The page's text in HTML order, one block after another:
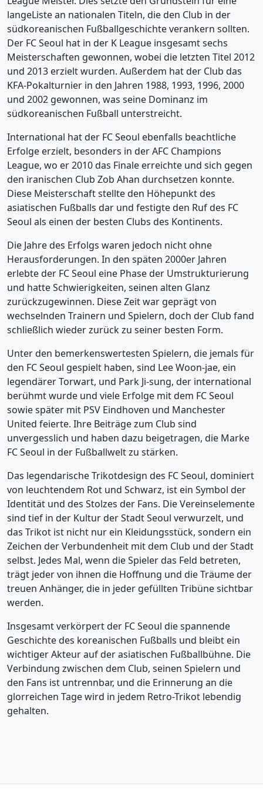
langeListe an nationalen Titeln, die den Club in der
südkoreanischen Fußballgeschichte verankern sollten.
Der FC Seoul hat in der K League insgesamt sechs
Meisterschaften gewonnen, wobei die letzten Titel 2012
und 2013 erzielt wurden. Außerdem hat der Club das
KFA-Pokalturnier in den Jahren 1988, 1993, 1996, 2000
und 2002 gewonnen, was seine Dominanz im
südkoreanischen Fußball unterstreicht.
International hat der FC Seoul ebenfalls beachtliche
Erfolge erzielt, besonders in der AFC Champions
League, wo er 2010 das Finale erreichte und sich gegen
den iranischen Club Zob Ahan durchsetzen konnte.
Diese Meisterschaft stellte den Höhepunkt des
asiatischen Fußballs dar und festigte den Ruf des FC
Seoul als einen der besten Clubs des Kontinents.
Die Jahre des Erfolgs waren jedoch nicht ohne
Herausforderungen. In den späten 2000er Jahren
erlebte der FC Seoul eine Phase der Umstrukturierung
und hatte Schwierigkeiten, seinen alten Glanz
zurückzugewinnen. Diese Zeit war geprägt von
wechselnden Trainern und Spielern, doch der Club fand
schließlich wieder zurück zu seiner besten Form.
Unter den bemerkenswertesten Spielern, die jemals für
den FC Seoul gespielt haben, sind Lee Woon-jae, ein
legendärer Torwart, und Park Ji-sung, der international
berühmt wurde und viele Erfolge mit dem FC Seoul
sowie später mit PSV Eindhoven und Manchester
United feierte. Ihre Beiträge zum Club sind
unvergesslich und haben dazu beigetragen, die Marke
FC Seoul in der Fußballwelt zu stärken.
Das legendarische Trikotdesign des FC Seoul, dominiert
von leuchtendem Rot und Schwarz, ist ein Symbol der
Identität und des Stolzes der Fans. Die Vereinselemente
sind tief in der Kultur der Stadt Seoul verwurzelt, und
das Trikot ist nicht nur ein Kleidungsstück, sondern ein
Zeichen der Verbundenheit mit dem Club und der Stadt
selbst. Jedes Mal, wenn die Spieler das Feld betreten,
trägt jeder von ihnen die Hoffnung und die Träume der
treuen Anhänger, die in jeder gefüllten Tribüne sichtbar
werden.
Insgesamt verkörpert der FC Seoul die spannende
Geschichte des koreanischen Fußballs und bleibt ein
wichtiger Akteur auf der asiatischen Fußballbühne. Die
Verbindung zwischen dem Club, seinen Spielern und
den Fans ist untrennbar, und die Erinnerung an die
glorreichen Tage wird in jedem Retro-Trikot lebendig
gehalten.